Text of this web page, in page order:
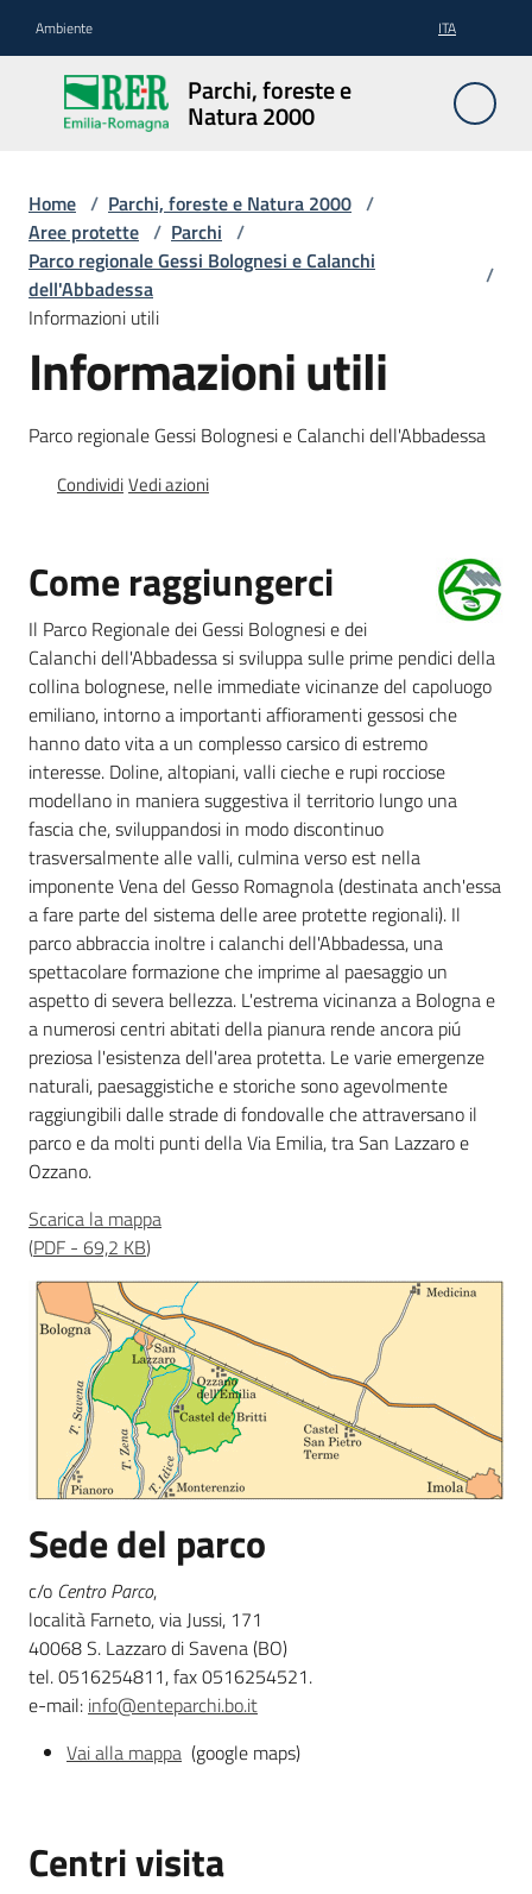
Ambiente ITA
Parchi, foreste e
Natura 2000
Parchi,
foreste
e
2000
Aree
Protette
Rete
2000
Foreste
Biodiversità
Consultazione
Seguici
su
Argomenti
Novità
Leggi Atti Bandi
Piani Programmi
Home / Parchi, foreste e Natura 2000 /
Aree protette / Parchi /
Parco regionale Gessi Bolognesi e Calanchi
dell'Abbadessa
/
Informazioni utili
Informazioni utili
Parco regionale Gessi Bolognesi e Calanchi dell'Abbadessa
CondividiVedi azioni
Come raggiungerci
Il Parco Regionale dei Gessi Bolognesi e dei
Calanchi dell'Abbadessa si sviluppa sulle prime pendici della
collina bolognese, nelle immediate vicinanze del capoluogo
emiliano, intorno a importanti affioramenti gessosi che
hanno dato vita a un complesso carsico di estremo
interesse. Doline, altopiani, valli cieche e rupi rocciose
modellano in maniera suggestiva il territorio lungo una
fascia che, sviluppandosi in modo discontinuo
trasversalmente alle valli, culmina verso est nella
imponente Vena del Gesso Romagnola (destinata anch'essa
a fare parte del sistema delle aree protette regionali). Il
parco abbraccia inoltre i calanchi dell'Abbadessa, una
spettacolare formazione che imprime al paesaggio un
aspetto di severa bellezza. L'estrema vicinanza a Bologna e
a numerosi centri abitati della pianura rende ancora piú
preziosa l'esistenza dell'area protetta. Le varie emergenze
naturali, paesaggistiche e storiche sono agevolmente
raggiungibili dalle strade di fondovalle che attraversano il
parco e da molti punti della Via Emilia, tra San Lazzaro e
Ozzano.
Scarica la mappa
(PDF - 69,2 KB)
Sede del parco
c/o Centro Parco,
località Farneto, via Jussi, 171
40068 S. Lazzaro di Savena (BO)
tel. 0516254811, fax 0516254521.
e-mail: info@enteparchi.bo.it
Vai alla mappa (google maps)
Centri visita